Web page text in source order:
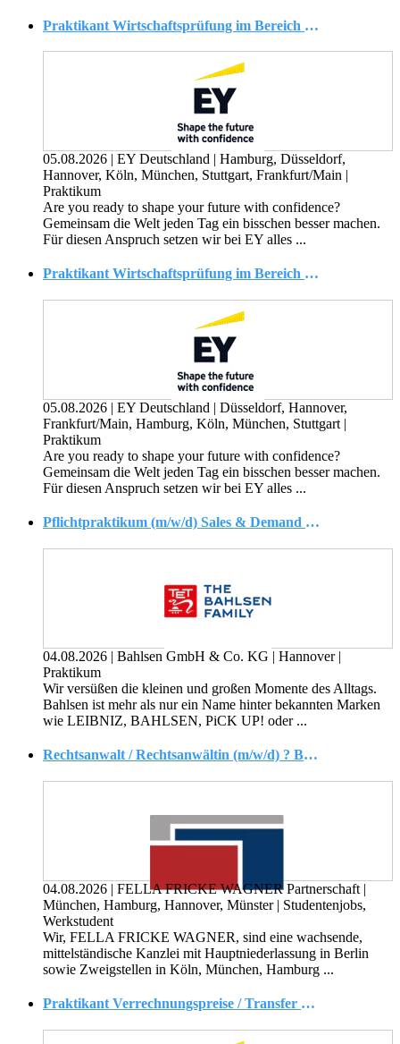
Praktikant Wirtschaftsprüfung im Bereich Versicherungen - Assurance (Financial Services) (w/m/d)
05.08.2026 EY Deutschland
Hamburg, Düsseldorf,
Hannover, Köln, München, Stuttgart, Frankfurt/Main
Praktikum
Are you ready to shape your future with confidence?
Gemeinsam die Welt jeden Tag ein bisschen besser machen.
Für diesen Anspruch setzen wir bei EY alles ...
Praktikant Wirtschaftsprüfung im Bereich Banken - Assurance (Financial Services) (w/m/d)
05.08.2026 | EY Deutschland | Düsseldorf, Hannover,
Frankfurt/Main, Hamburg, Köln, München, Stuttgart |
Praktikum
Are you ready to shape your future with confidence?
Gemeinsam die Welt jeden Tag ein bisschen besser machen.
Für diesen Anspruch setzen wir bei EY alles ...
Pflichtpraktikum (m/w/d) Sales & Demand Planning
04.08.2026 | Bahlsen GmbH & Co. KG | Hannover |
Praktikum
Wir versüßen die kleinen und großen Momente des Alltags.
Bahlsen ist mehr als nur ein Name hinter bekannten Marken
wie LEIBNIZ, BAHLSEN, PiCK UP! oder ...
Rechtsanwalt / Rechtsanwältin (m/w/d) ? Baurecht, Vergaberecht & Nachtragsmanagement
04.08.2026 | FELLA FRICKE WAGNER Partnerschaft |
München, Hamburg, Hannover, Münster | Studentenjobs,
Werkstudent
Wir, FELLA FRICKE WAGNER, sind eine wachsende,
mittelständische Kanzlei mit Hauptniederlassung in Berlin
sowie Zweigstellen in Köln, München, Hamburg ...
Praktikant Verrechnungspreise / Transfer Pricing (w/m/d)